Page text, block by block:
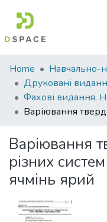
Communities
&
Collections
All of DSpace
Statistics
Home
Варіювання
різних
ячмінь ярий